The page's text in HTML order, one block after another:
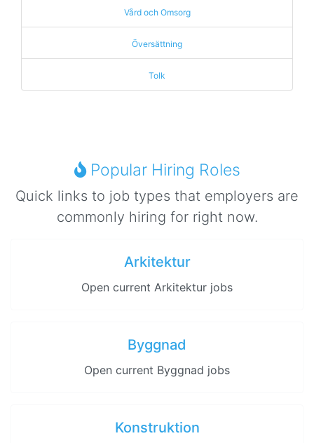
Vård och Omsorg
Översättning
Tolk
Popular Hiring Roles
Quick links to job types that employers are
commonly hiring for right now.
Arkitektur
Open current Arkitektur jobs
Byggnad
Open current Byggnad jobs
Konstruktion